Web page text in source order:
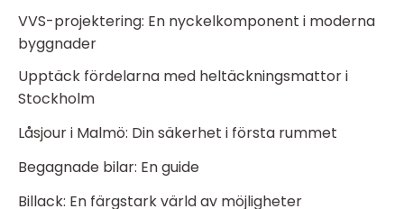
VVS-projektering: En nyckelkomponent i moderna
byggnader
Upptäck fördelarna med heltäckningsmattor i
Stockholm
Låsjour i Malmö: Din säkerhet i första rummet
Begagnade bilar: En guide
Billack: En färgstark värld av möjligheter